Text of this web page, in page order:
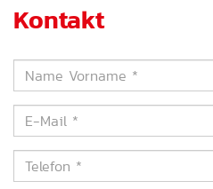
Kontakt
Name
Vorname
*E-
Mail
*Telefon
*